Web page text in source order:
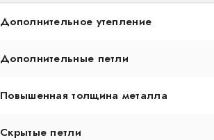
Дополнительное утепление
Дополнительные петли
Повышенная толщина металла
Скрытые петли